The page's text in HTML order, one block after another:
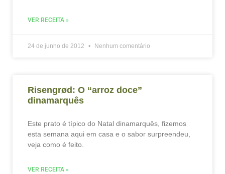
VER RECEITA »
24 de junho de 2012 Nenhum comentário
Risengrød: O “arroz doce”
dinamarquês
Este prato é típico do Natal dinamarquês, fizemos
esta semana aqui em casa e o sabor surpreendeu,
veja como é feito.
VER RECEITA »